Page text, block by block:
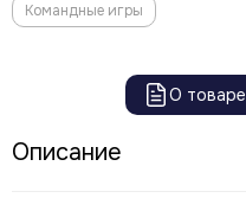
Командные игры
О товаре
Описание